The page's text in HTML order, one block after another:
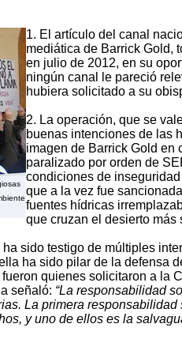
1. El artículo del canal
mediática de Barrick Gold,
en julio de 2012, en su
ningún canal le pareció
hubiera solicitado a su
2. La operación, que se
buenas intenciones de las
imagen de Barrick Gold en
paralizado por orden de
condiciones de
que a la vez fue
fuentes hídricas
que cruzan el desierto más
sido testigo de múltiples
ha sido pilar de la defensa
quienes solicitaron a la
señaló: “La responsabilidad
La primera
y uno de ellos es la